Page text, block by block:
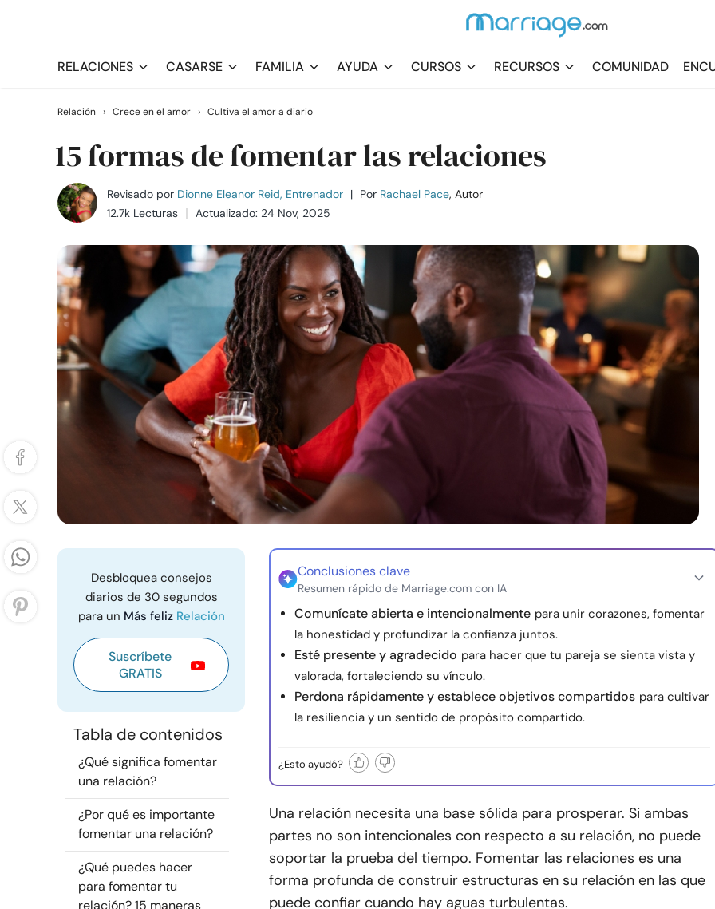
RELACIONES CASARSE FAMILIA AYUDA CURSOS RECURSOS COMUNIDAD
Relación › Crece en el amor › Cultiva el amor a diario
15 formas de fomentar las relaciones
Revisado por Dionne Eleanor Reid, Entrenador | Por Rachael Pace, Autor
12.7k Lecturas
Actualizado: 24 Nov, 2025
Desbloquea consejos
diarios de 30 segundos
para un Más feliz Relación
Suscríbete
GRATIS
Tabla de contenidos
¿Qué significa fomentar
una relación?
¿Por qué es importante
fomentar una relación?
¿Qué puedes hacer
para fomentar tu
relación? 15 maneras
Conclusiones clave
Resumen rápido de Marriage.com con IA
Comunícate abierta e intencionalmente para unir corazones, fomentar
la honestidad y profundizar la confianza juntos.
Esté presente y agradecido para hacer que tu pareja se sienta vista y
valorada, fortaleciendo su vínculo.
Perdona rápidamente y establece objetivos compartidos para cultivar
la resiliencia y un sentido de propósito compartido.
¿Esto ayudó?
Una relación necesita una base sólida para prosperar. Si ambas
partes no son intencionales con respecto a su relación, no puede
soportar la prueba del tiempo. Fomentar las relaciones es una
forma profunda de construir estructuras en su relación en las que
puede confiar cuando hay aguas turbulentas.